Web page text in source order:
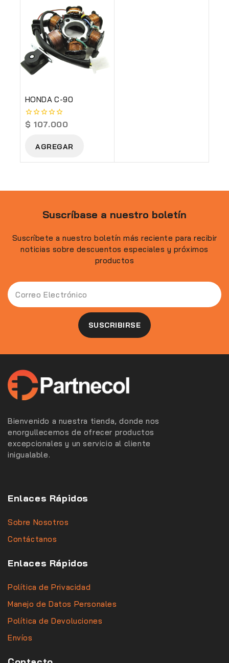
HONDA C-90
0
out
$ 107.000
AGREGAR
Suscríbase a nuestro boletín
Suscríbete a nuestro boletín más reciente para recibir
noticias sobre descuentos especiales y próximos
productos
Bienvenido a nuestra tienda, donde nos
enorgullecemos de ofrecer productos
excepcionales y un servicio al cliente
inigualable.
Enlaces Rápidos
Sobre Nosotros
Contáctanos
Enlaces Rápidos
Política de Privacidad
Manejo de Datos Personales
Política de Devoluciones
Envíos